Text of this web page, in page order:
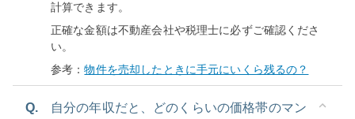
計算できます。
正確な金額は不動産会社や税理士に必ずご確認くださ
い。
参考：物件を売却したときに手元にいくら残るの？
Q.
自分の年収だと、どのくらいの価格帯のマン